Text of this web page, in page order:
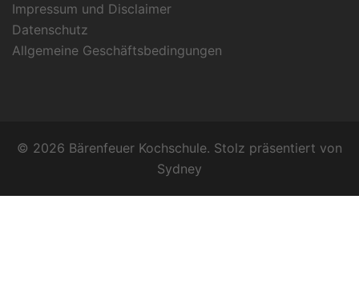
Impressum und Disclaimer
Datenschutz
Allgemeine Geschäftsbedingungen
© 2026 Bärenfeuer Kochschule. Stolz präsentiert von
Sydney